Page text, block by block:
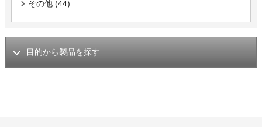
その他 (44)
目的から製品を探す